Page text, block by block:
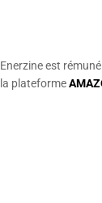
Enerzine est
la plateforme